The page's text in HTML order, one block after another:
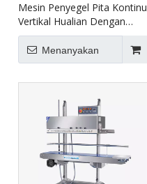
Mesin Penyegel Pita Kontinu
Vertikal Hualian Dengan
Printer FRM-1120LD
Menanyakan